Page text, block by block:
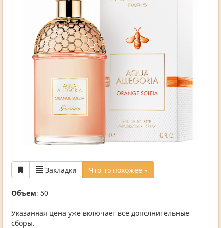
Закладки Что-то похожее
Объем: 50
Указанная цена уже включает все дополнительные
сборы.